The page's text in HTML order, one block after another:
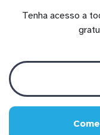
Tenha acesso a